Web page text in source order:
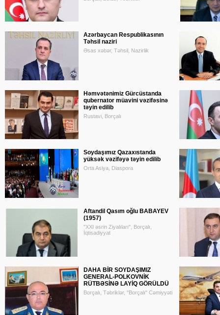
Azərbaycan Respublikasının
Təhsil naziri
Əsas xəbər, Təhsil, Nazirlik
Həmvətənimiz Gürcüstanda
qubernator müavini vəzifəsinə
təyin edilib
Rustavi, Borçalı
Soydaşımız Qazaxıstanda
yüksək vəzifəyə təyin edilib
Orta Asiya, Diaspora
Aftandil Qasım oğlu BABAYEV
(1957)
"XXI əsrin Ziyalıları", Borçalı,
İqtisadiyyat
DAHA BİR SOYDAŞIMIZ
GENERAL-POLKOVNİK
RÜTBƏSİNƏ LAYİQ GÖRÜLDÜ
Borçalı, Təbriklər, "Borçalı" Cəmiyyəti